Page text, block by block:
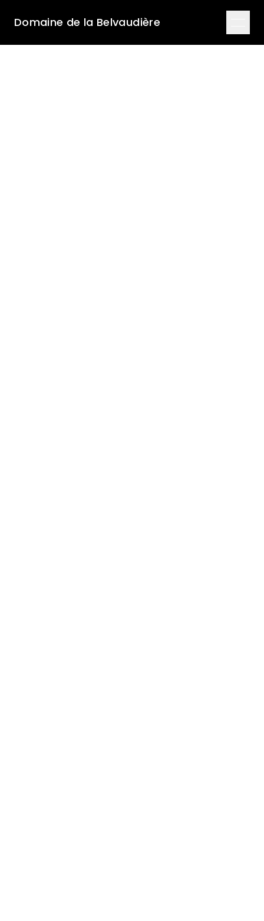
Domaine de la Belvaudière